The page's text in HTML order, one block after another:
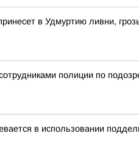
в Удмуртию ливни,
полиции по
в использовании